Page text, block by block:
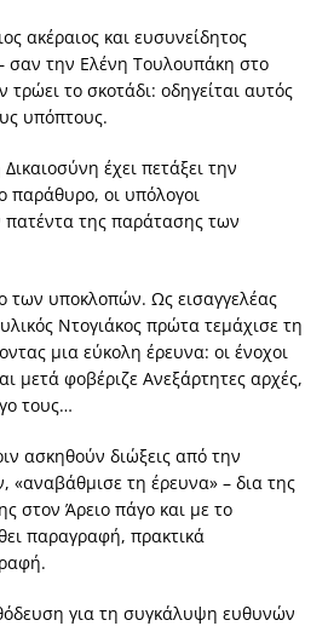
ακέραιος και ευσυνείδητος
– σαν την Ελένη Τουλουπάκη στο
το σκοτάδι: οδηγείται αυτός
υπόπτους.
έχει πετάξει την
παράθυρο, οι υπόλογοι
πατέντα της παράτασης των
των υποκλοπών. Ως εισαγγελέας
Ντογιάκος πρώτα τεμάχισε τη
μια εύκολη έρευνα: οι ένοχοι
μετά φοβέριζε Ανεξάρτητες αρχές,
τους…
ασκηθούν διώξεις από την
«αναβάθμισε τη έρευνα» – δια της
στον Άρειο πάγο και με το
παραγραφή, πρακτικά
για τη συγκάλυψη ευθυνών